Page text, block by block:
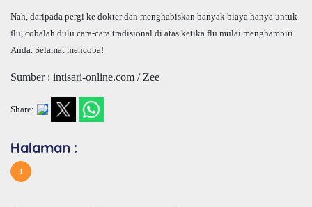
Nah, daripada pergi ke dokter dan menghabiskan banyak biaya hanya untuk
flu, cobalah dulu cara-cara tradisional di atas ketika flu mulai menghampiri
Anda. Selamat mencoba!
Sumber : intisari-online.com / Zee
Share:
Halaman :
1